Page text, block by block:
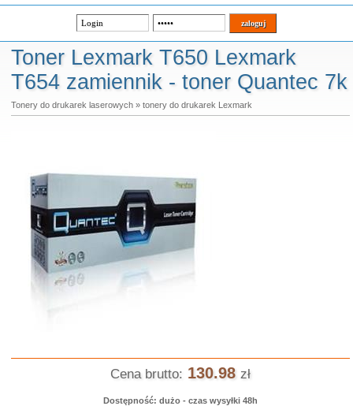
Toner Lexmark T650 Lexmark
T654 zamiennik - toner Quantec 7k
Tonery do drukarek laserowych» tonery do drukarek Lexmark
Cena brutto: 130.98 zł
Dostępność: dużo - czas wysyłki 48h